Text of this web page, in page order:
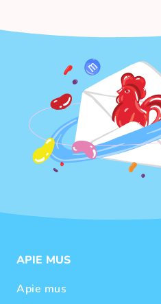
APIE MUS
Apie mus